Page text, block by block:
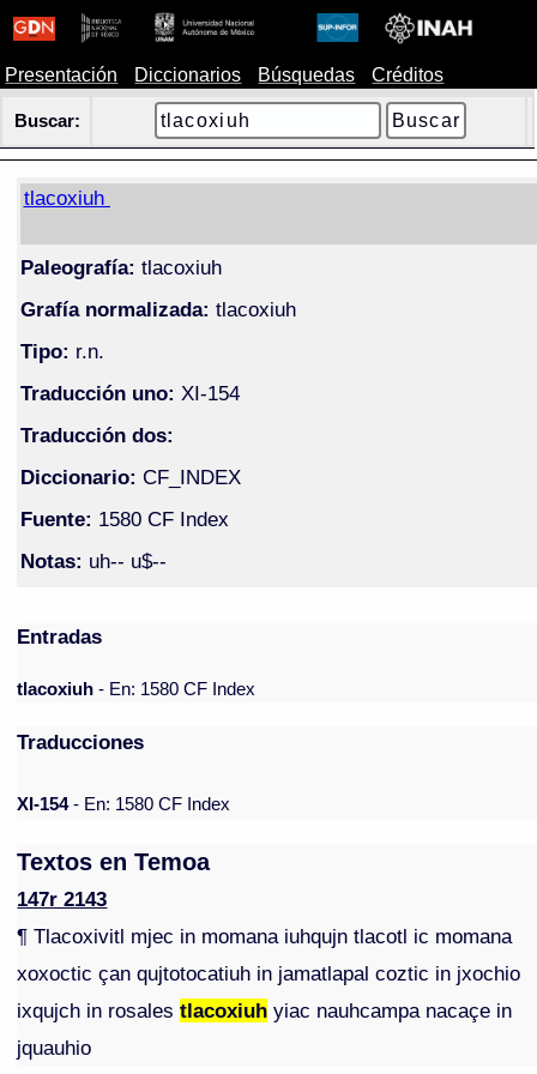
Presentación Diccionarios Búsquedas Créditos
Buscar:
tlacoxiuh
Paleografía: tlacoxiuh
Grafía normalizada: tlacoxiuh
Tipo: r.n.
Traducción uno: XI-154
Traducción dos:
Diccionario: CF_INDEX
Fuente: 1580 CF Index
Notas: uh-- u$--
Entradas
tlacoxiuh- En: 1580 CF Index
Traducciones
XI-154- En: 1580 CF Index
Textos en Temoa
147r 2143
¶ Tlacoxivitl mjec in momana iuhqujn tlacotl ic momana
xoxoctic çan qujtotocatiuh in jamatlapal coztic in jxochio
ixqujch in rosalestlacoxiuh yiac nauhcampa nacaçe in
jquauhio